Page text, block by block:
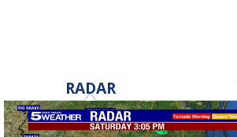
RADAR